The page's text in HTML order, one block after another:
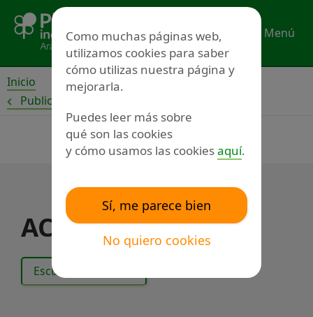
contenido
Menú
Inicio
Publicaciones
ACTA DE REUNIÓN
Escuchar el texto
Como muchas páginas web,
utilizamos cookies para saber
cómo utilizas nuestra página y
mejorarla.
Puedes leer más sobre
qué son las cookies
y cómo usamos las cookiesaquí.
Sí, me parece bien
No quiero cookies